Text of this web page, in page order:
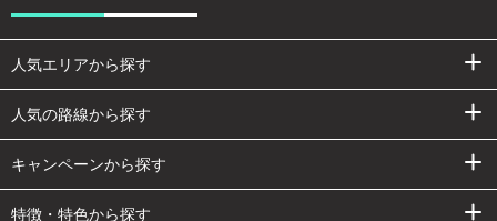
人気エリアから探す
人気の路線から探す
キャンペーンから探す
特徴・特色から探す